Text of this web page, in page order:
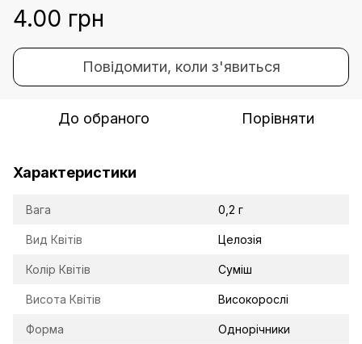
4.00 грн
Повідомити, коли з'явиться
До обраного Порівняти
Характеристики
Вага 0,2 г
Вид Квітів Целозія
Колір Квітів Суміш
Висота Квітів Високорослі
Форма Однорічники